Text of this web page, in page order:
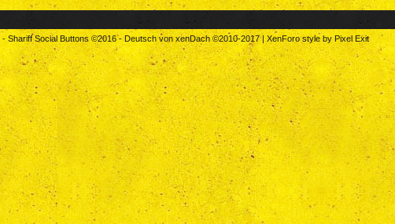
-Shariff Social Buttons©2016-Deutsch von xenDach©2010-2017 | XenForo style by Pixel Exit